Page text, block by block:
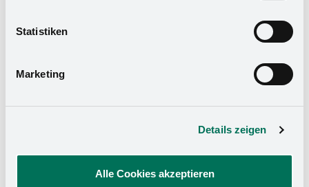
widerrufen. Mehr Informationen finden Sie in unserer
Impressum.
Statistiken
Marketing
Details zeigen
Alle Cookies akzeptieren
Küchen-Organizer